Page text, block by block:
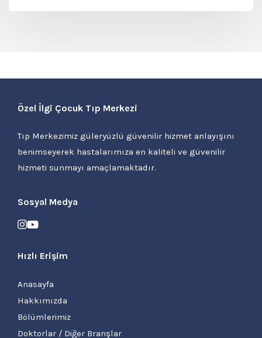
Özel İlgi Çocuk Tıp Merkezi
Tıp Merkezimiz güleryüzlü güvenilir hizmet anlayışını
benimseyerek hastalarımıza en kaliteli ve güvenilir
hizmeti sunmayı amaçlamaktadır.
Sosyal Medya
Hızlı Erişim
Anasayfa
Hakkımızda
Bölümlerimiz
Doktorlar / Diğer Branşlar